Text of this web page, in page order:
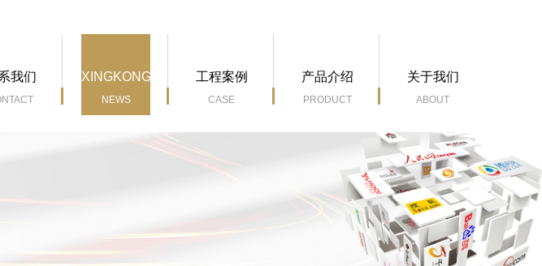
我们 XINGKONG.COM
NEWS
工程案例
CASE
产品介绍
PRODUCT
关于我们
ABOUT